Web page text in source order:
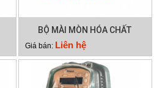
BỘ MÀI MÒN HÓA CHẤT
EMAUX CLL-50
Giá bán: Liên hệ